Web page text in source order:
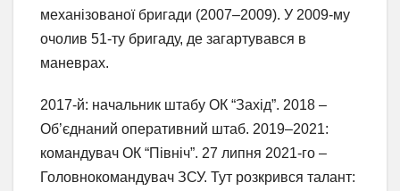
механізованої бригади (2007–2009). У 2009-му
очолив 51-ту бригаду, де загартувався в
маневрах.
2017-й: начальник штабу ОК “Захід”. 2018 –
Об’єднаний оперативний штаб. 2019–2021:
командувач ОК “Північ”. 27 липня 2021-го –
Головнокомандувач ЗСУ. Тут розкрився талант: